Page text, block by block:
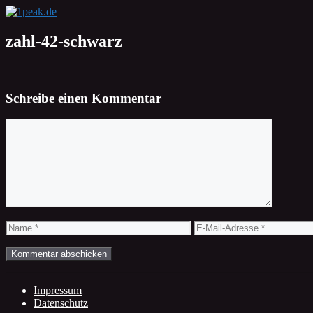
Zum
springen
zahl-42-schwarz
Schreibe einen Kommentar
Name
E-
Mail-
Impressum
Datenschutz